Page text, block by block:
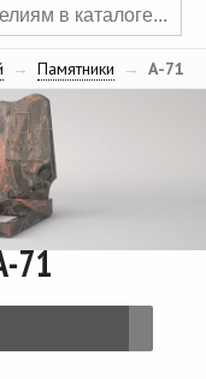
→ Памятники → А-71
71